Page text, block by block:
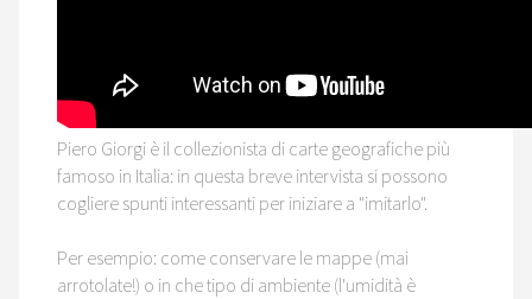
Piero Giorgi è il collezionista di carte geografiche più
famoso in Italia: in questa breve intervista si possono
cogliere spunti interessanti per iniziare a "imitarlo".
Per esempio: come conservare le mappe (mai
arrotolate!) o in che tipo di ambiente (l'umidità è